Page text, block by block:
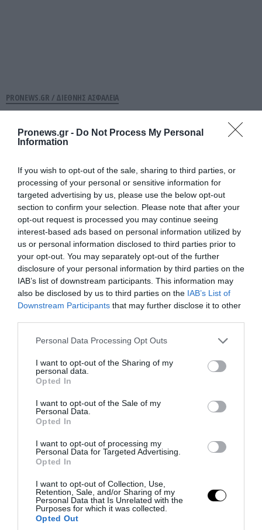
Pronews.gr - Do Not Process My Personal
Information
If you wish to opt-out of the sale, sharing to third parties, or
processing of your personal or sensitive information for
targeted advertising by us, please use the below opt-out
section to confirm your selection. Please note that after your
opt-out request is processed you may continue seeing
interest-based ads based on personal information utilized by
us or personal information disclosed to third parties prior to
your opt-out. You may separately opt-out of the further
disclosure of your personal information by third parties on the
IAB’s list of downstream participants. This information may
also be disclosed by us to third parties on the IAB’s List of
Downstream Participants that may further disclose it to other
Please note that this website/app uses one or more Google
not limited to your visit or usage behaviour. You may click to
grant or deny consent to Google and its third-party tags to
use your data for below specified purposes in below Google
consent section.
Personal Data Processing Opt Outs
I want to opt-out of the Sharing of my
personal data.
Opted In
I want to opt-out of the Sale of my
Personal Data.
Opted In
I want to opt-out of processing my
Personal Data for Targeted Advertising.
Opted In
I want to opt-out of Collection, Use,
Retention, Sale, and/or Sharing of my
Personal Data that Is Unrelated with the
Purposes for which it was collected.
Opted Out
PRONEWS.GR / ΔΙΕΘΝΗΣ ΑΣΦΑΛΕΙΑ
Για πρώτη φορά οι Ρώσοι δημοσιεύουν
εκτοξεύσεις βαλλιστικών όπλων κατά
της Ουκρανίας
06.08.2026 | 09:25
PRONEWS.GR /ΔΙΕΘΝΗΣ ΑΣΦΑΛΕΙΑ
Πολωνία: Συνελήφθη Ουκρανός
υπάλληλος της πρεσβείας στα σύνορα –
Κατηγορείται για μεταφορά μεγάλων
ποσών και χρυσού
06.08.2026 | 09:16